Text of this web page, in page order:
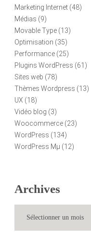
Marketing Internet (48)
Médias (9)
Movable Type (13)
Optimisation (35)
Performance (25)
Plugins WordPress (61)
Sites web (78)
Thèmes Wordpress (13)
UX (18)
Vidéo blog (3)
Woocommerce (23)
WordPress (134)
WordPress Mµ (12)
Archives